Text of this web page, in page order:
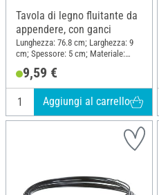
Tavola di legno fluitante da
appendere, con ganci
Lunghezza: 76.8 cm; Larghezza: 9
cm; Spessore: 5 cm; Materiale:
9,59 €
Aggiungi al carrello